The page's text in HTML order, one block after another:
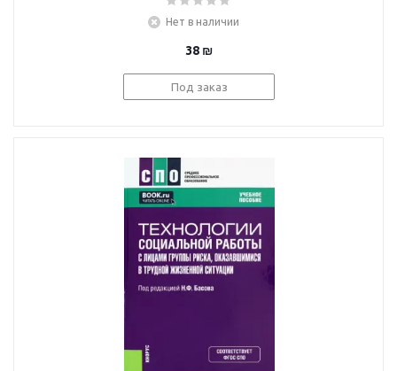
Нет в наличии
38 ₪
Под заказ